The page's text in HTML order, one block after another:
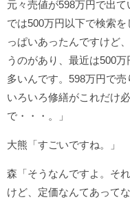
元々売値が598万円で出
では500万円以下で検索
っぱいあったんですけど
うのがあり、最近は500
多いんです。598万円で
いろいろ修繕がこれだけ
で・・・。」
大熊「すごいですね。」
森「そうなんですよ。そ
けど、定価なんてあって